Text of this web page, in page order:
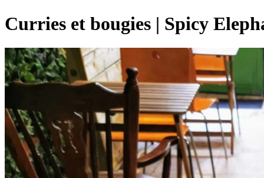
Curries et bougies | Spicy